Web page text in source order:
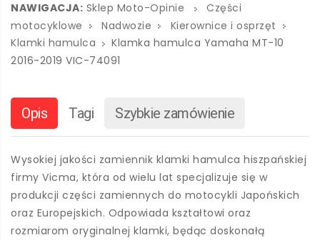
NAWIGACJA: Sklep Moto-Opinie
Części
motocyklowe
Nadwozie
Kierownice i osprzęt
Klamki hamulca
Klamka hamulca Yamaha MT-10
2016-2019 VIC-74091
Opis Tagi Szybkie zamówienie
Wysokiej jakości zamiennik klamki hamulca hiszpańskiej
firmy Vicma, która od wielu lat specjalizuje się w
produkcji części zamiennych do motocykli Japońskich
oraz Europejskich. Odpowiada kształtowi oraz
rozmiarom oryginalnej klamki, będąc doskonałą